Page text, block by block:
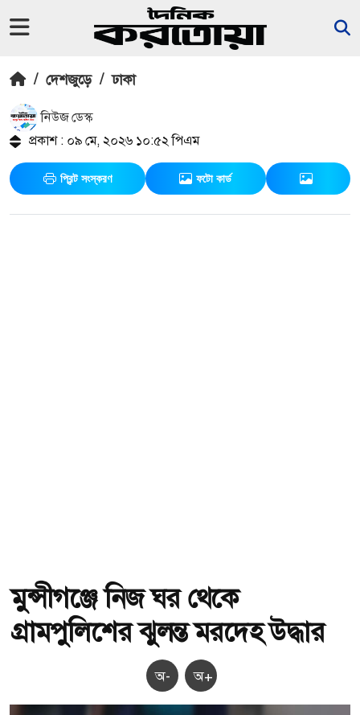
/ দেশজুড়ে / ঢাকা
নিউজ ডেস্ক
প্রকাশ : ০৯ মে, ২০২৬ ১০:৫২ পিএম
প্রিন্ট সংস্করণ ফটো কার্ড
মুন্সীগঞ্জে নিজ ঘর থেকে
গ্রামপুলিশের ঝুলন্ত মরদেহ উদ্ধার
অ- অ+